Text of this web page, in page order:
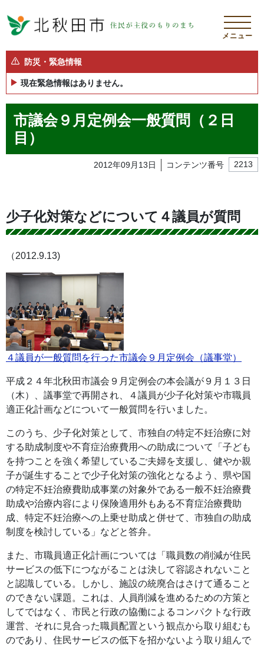
メニュー
防災・緊急情報
現在緊急情報はありません。
市議会９月定例会一般質問（２日
目）
2012年09月13日 コンテンツ番号 2213
少子化対策などについて４議員が質問
（2012.9.13)
４議員が一般質問を行った市議会９月定例会（議事堂）
平成２４年北秋田市議会９月定例会の本会議が９月１３日
（木）、議事堂で再開され、４議員が少子化対策や市職員
適正化計画などについて一般質問を行いました。
このうち、少子化対策として、市独自の特定不妊治療に対
する助成制度や不育症治療費用への助成について「子ども
を持つことを強く希望しているご夫婦を支援し、健やか親
子が誕生することで少子化対策の強化となるよう、県や国
の特定不妊治療費助成事業の対象外である一般不妊治療費
助成や治療内容により保険適用外もある不育症治療費助
成、特定不妊治療への上乗せ助成と併せて、市独自の助成
制度を検討している」などと答弁。
また、市職員適正化計画については「職員数の削減が住民
サービスの低下につながることは決して容認されないこと
と認識している。しかし、施設の統廃合はさけて通ること
のできない課題。これは、人員削減を進めるための方策と
してではなく、市民と行政の協働によるコンパクトな行政
運営、それに見合った職員配置という観点から取り組むも
のであり、住民サービスの低下を招かないよう取り組んで